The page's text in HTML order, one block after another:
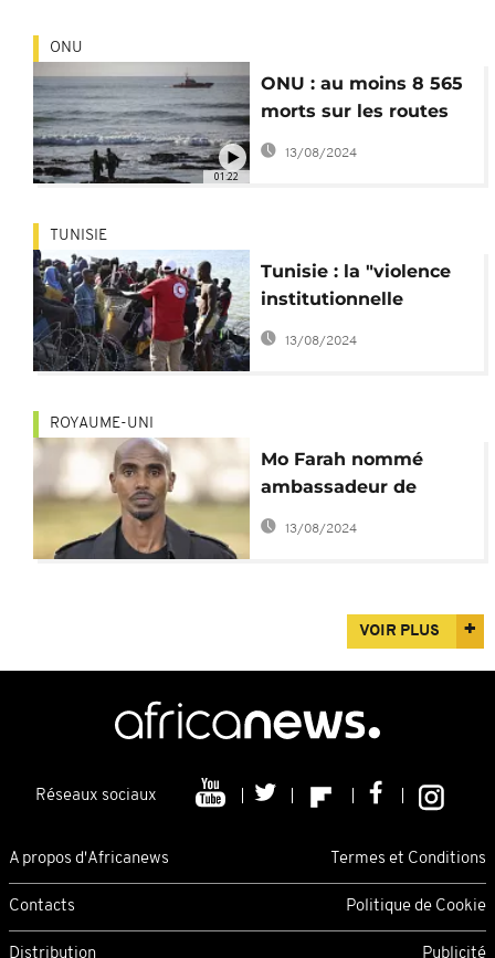
01:22
ONU
ONU : au moins 8 565
morts sur les routes
migratoires en 2023
13/08/2024
TUNISIE
Tunisie : la "violence
institutionnelle
quotidienne" contre
les migrants
13/08/2024
ROYAUME-UNI
Mo Farah nommé
ambassadeur de
l'agence de l'ONU
13/08/2024
VOIR PLUS
Réseaux sociaux
A propos d'Africanews Termes et Conditions
Contacts Politique de Cookie
Distribution Publicité